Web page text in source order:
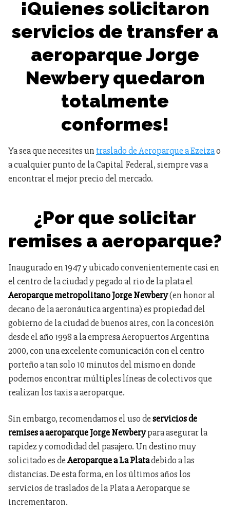
¡Quienes solicitaron
servicios de transfer a
aeroparque Jorge
Newbery quedaron
totalmente
conformes!
Ya sea que necesites un traslado de Aeroparque a Ezeizao
a cualquier punto de la Capital Federal, siempre vas a
encontrar el mejor precio del mercado.
¿Por que solicitar
remises a aeroparque?
Inaugurado en 1947 y ubicado convenientemente casi en
el centro de la ciudad y pegado al rio de la plata el
Aeroparque metropolitano Jorge Newbery(en honor al
decano de la aeronáutica argentina) es propiedad del
gobierno de la ciudad de buenos aires, con la concesión
desde el año 1998 a la empresa Aeropuertos Argentina
2000, con una excelente comunicación con el centro
porteño a tan solo 10 minutos del mismo en donde
podemos encontrar múltiples líneas de colectivos que
realizan los taxis a aeroparque.
Sin embargo, recomendamos el uso deservicios de
remises a aeroparqueJorge Newberypara asegurar la
rapidez y comodidad del pasajero. Un destino muy
solicitado es deAeroparque a La Platadebido a las
distancias. De esta forma, en los últimos años los
servicios de traslados de la Plata a Aeroparque se
incrementaron.